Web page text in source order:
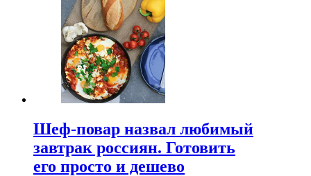
Шеф-повар назвал любимый
завтрак россиян. Готовить
его просто и дешево